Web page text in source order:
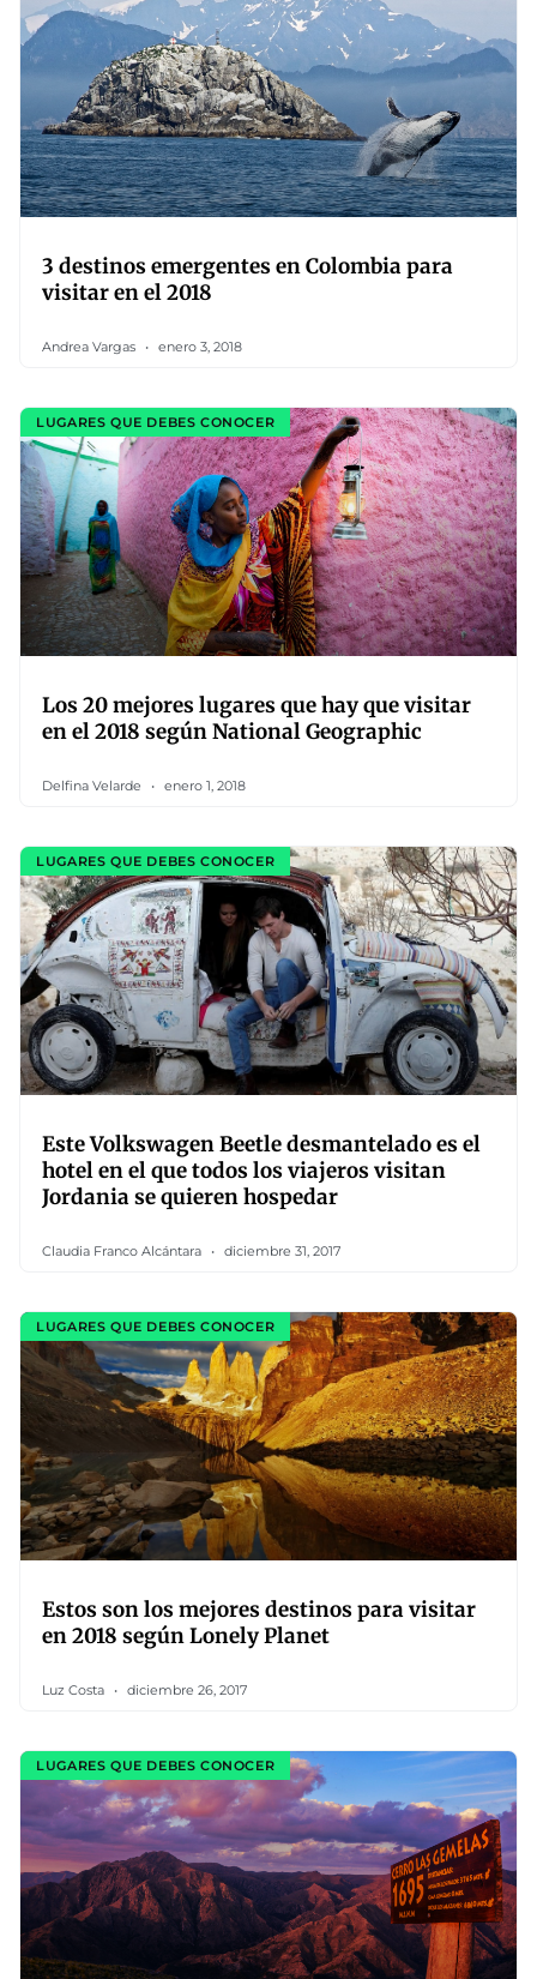
3 destinos emergentes en Colombia para
visitar en el 2018
Andrea Vargas enero 3, 2018
LUGARES QUE DEBES CONOCER
Los 20 mejores lugares que hay que visitar
en el 2018 según National Geographic
Delfina Velarde enero 1, 2018
LUGARES QUE DEBES CONOCER
Este Volkswagen Beetle desmantelado es el
hotel en el que todos los viajeros visitan
Jordania se quieren hospedar
Claudia Franco Alcántara diciembre 31, 2017
LUGARES QUE DEBES CONOCER
Estos son los mejores destinos para visitar
en 2018 según Lonely Planet
Luz Costa diciembre 26, 2017
LUGARES QUE DEBES CONOCER